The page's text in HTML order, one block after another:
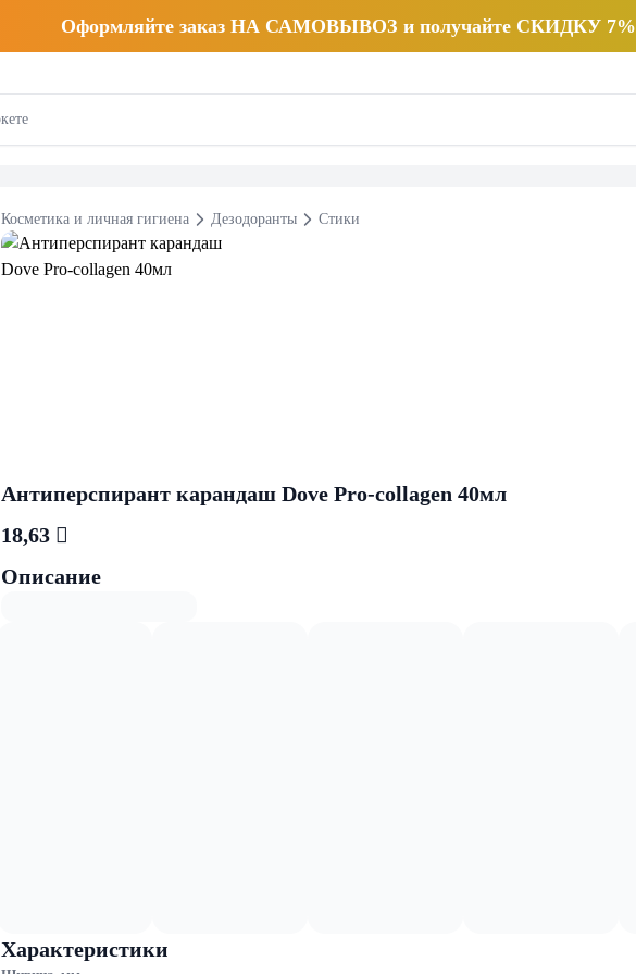
Оформляйте заказ НА САМОВЫВОЗ и получайте СКИДКУ 7%
Косметика и личная гигиена Дезодоранты Стики
Антиперспирант карандаш Dove Pro-collagen 40мл
18,63 
Описание
Характеристики